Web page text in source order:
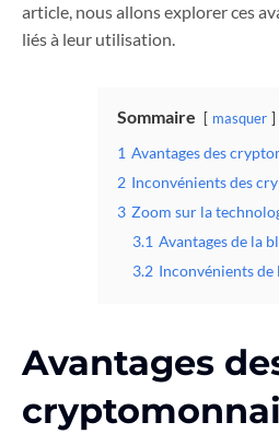
article, nous allons explorer ces
liés à leur utilisation.
Sommaire masquer
1 Avantages des
2 Inconvénients des
3 Zoom sur la
3.1 Avantages de la
3.2 Inconvénients de
Avantages